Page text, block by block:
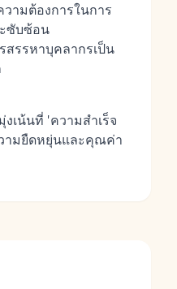
ามต้องการในการ
ซับซ้อน
สรรหาบุคลากรเป็น
เน้นที่ 'ความสำเร็จ
ามยืดหยุ่นและคุณค่า